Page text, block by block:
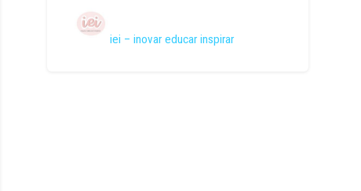
iei – inovar educar inspirar